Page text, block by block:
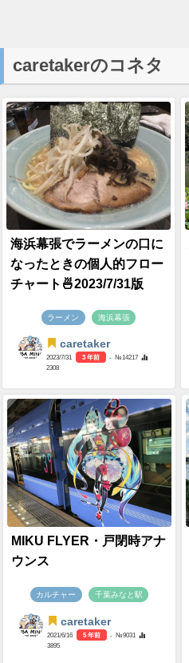
caretakerのコネタ
海浜幕張でラーメンの口に
なったときの個人的フロー
チャート🍜2023/7/31版
ラーメン 海浜幕張
caretaker
2023/7/31 3 年前
- №14217
2308
MIKU FLYER・戸閉時アナ
ウンス
カルチャー 千葉みなと駅
caretaker
2021/6/16 5 年前
- №9031
3895